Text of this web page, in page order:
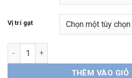
Vị trí gạt
Gạt mưa BMW X5 Silicone thân
THÊM VÀO GIỎ